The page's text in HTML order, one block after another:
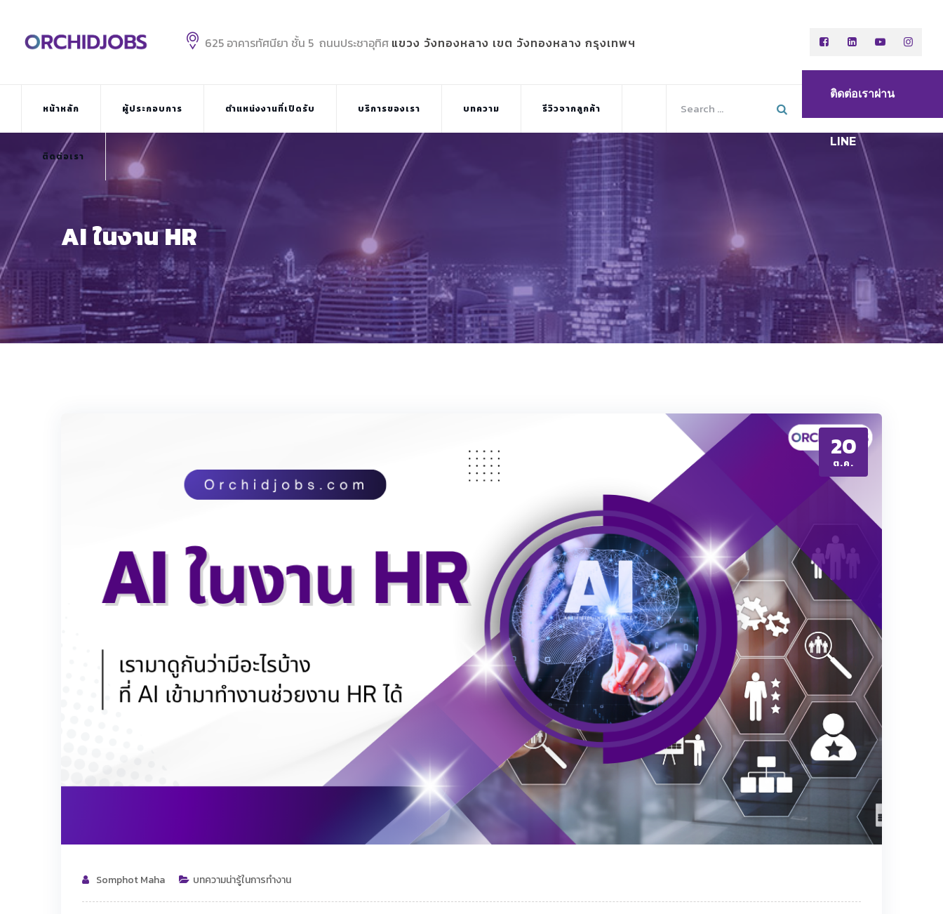
content
625 อาคารทัศนียา ชั้น 5 ถนนประชาอุทิศ แขวง วังทองหลาง เขต วังทองหลาง กรุงเทพฯ
หน้าหลัก ผู้ประกอบการ ตำแหน่งงานที่เปิดรับ บริการของเรา บทความ รีวิวจากลูกค้า
ติดต่อเรา
ติดต่อเราผ่าน
LINE
AI ในงาน HR
20
ต.ค.
Somphot Maha บทความน่ารู้ในการทำงาน